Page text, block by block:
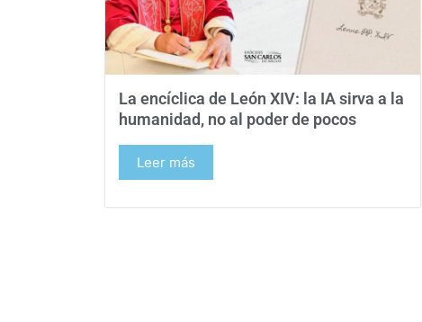
La encíclica de León XIV: la IA sirva a la
humanidad, no al poder de pocos
Leer más